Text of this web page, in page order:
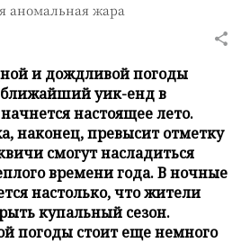
аномальная жара
и дождливой погоды
уик-енд в
настоящее лето.
наконец, превысит отметку
смогут насладиться
времени года. В ночные
настолько, что жители
купальный сезон.
погоды стоит еще немного